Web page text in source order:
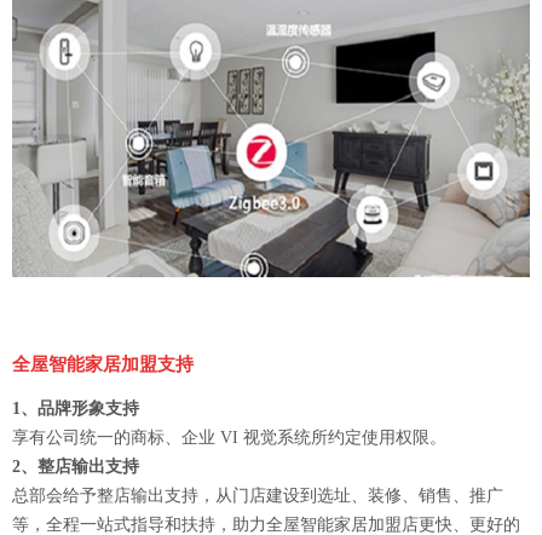
全屋智能家居加盟支持
1、品牌形象支持
享有公司统一的商标、企业 VI 视觉系统所约定使用权限。
2、整店输出支持
总部会给予整店输出支持，从门店建设到选址、装修、销售、推广
等，全程一站式指导和扶持，助力全屋智能家居加盟店更快、更好的